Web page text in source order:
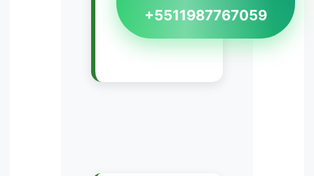
+5511987767059